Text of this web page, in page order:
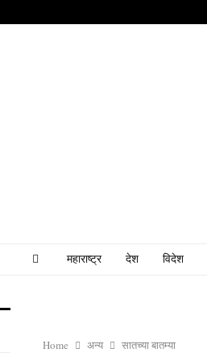
महाराष्ट्र देश विदेश
Home अन्य सातच्या बातम्या